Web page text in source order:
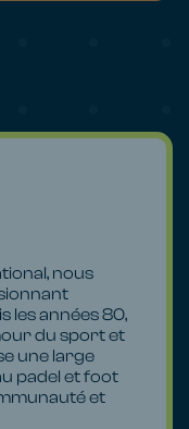
nous
les années 80,
du sport et
une large
padel et foot
et